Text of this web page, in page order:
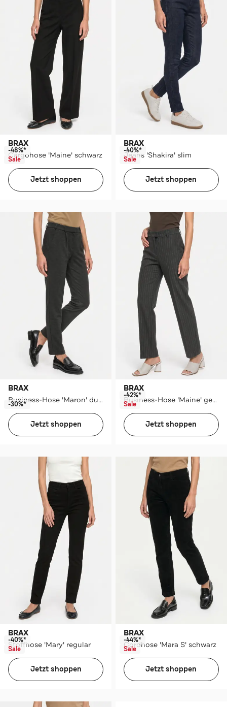
BRAX
Cargohose 'Maine' schwarz
-48%*
Sale
Jetzt shoppen
BRAX
Jeans 'Shakira' slim
-40%*
Sale
Jetzt shoppen
BRAX
Business-Hose 'Maron' dunkelgrau
-30%*
Jetzt shoppen
BRAX
Business-Hose 'Maine' gestreift
-42%*
Sale
Jetzt shoppen
BRAX
Stoffhose 'Mary' regular
-40%*
Sale
Jetzt shoppen
BRAX
Cordhose 'Mara S' schwarz
-44%*
Sale
Jetzt shoppen